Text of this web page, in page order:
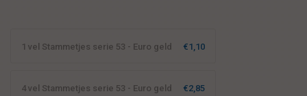
1 vel Stammetjes serie 53 - Euro geld €1,10
4 vel Stammetjes serie 53 - Euro geld €2,85